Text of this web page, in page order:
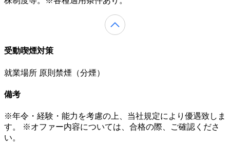
受動喫煙対策
就業場所 原則禁煙（分煙）
備考
※年令・経験・能力を考慮の上、当社規定により優遇致しま
す。 ※オファー内容については、合格の際、ご確認くださ
い。